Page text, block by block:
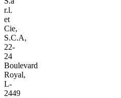
r.l.
et
Cie,
S.C.A,
22-
24
Boulevard
Royal,
L-
2449